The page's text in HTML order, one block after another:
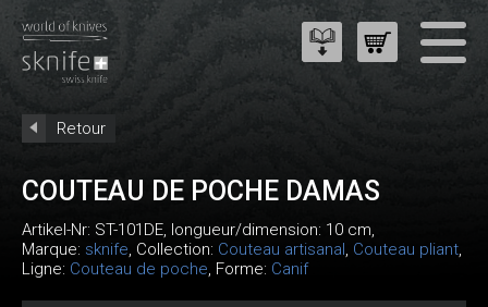
Retour
COUTEAU DE POCHE DAMAS
Artikel-Nr: ST-101DE, longueur/dimension: 10 cm,
Marque: sknife, Collection: Couteau artisanal, Couteau pliant,
Ligne: Couteau de poche, Forme: Canif